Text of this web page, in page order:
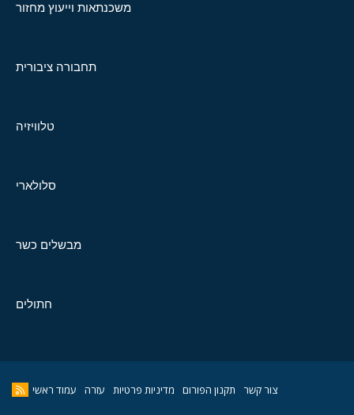
משכנתאות וייעוץ מחזור
תחבורה ציבורית
טלוויזיה
סלולארי
מבשלים כשר
חתולים
צור קשר תקנון הפורום מדיניות פרטיות עזרה עמוד ראשי